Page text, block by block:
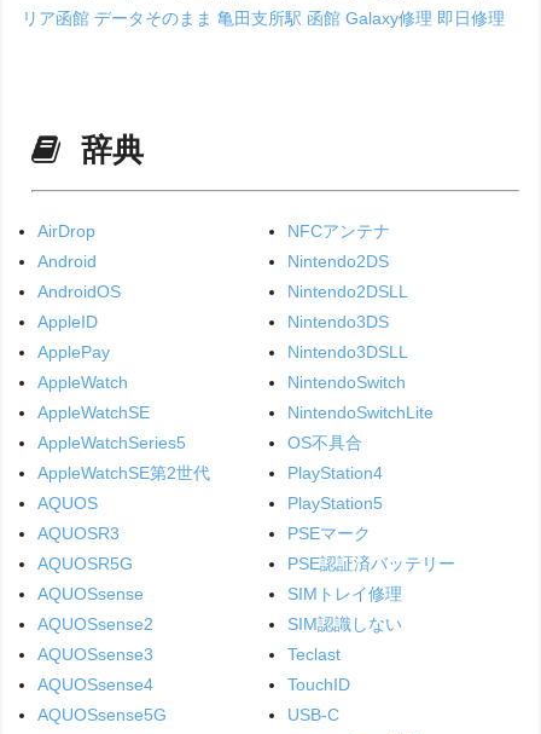
リア函館データそのまま亀田支所駅 函館 Galaxy修理 即日修理
辞典
AirDrop
Android
AndroidOS
AppleID
ApplePay
AppleWatch
AppleWatchSE
AppleWatchSeries5
AppleWatchSE第2世代
AQUOS
AQUOSR3
AQUOSR5G
AQUOSsense
AQUOSsense2
AQUOSsense3
AQUOSsense4
AQUOSsense5G
NFCアンテナ
Nintendo2DS
Nintendo2DSLL
Nintendo3DS
Nintendo3DSLL
NintendoSwitch
NintendoSwitchLite
OS不具合
PlayStation4
PlayStation5
PSEマーク
PSE認証済バッテリー
SIMトレイ修理
SIM認識しない
Teclast
TouchID
USB-C